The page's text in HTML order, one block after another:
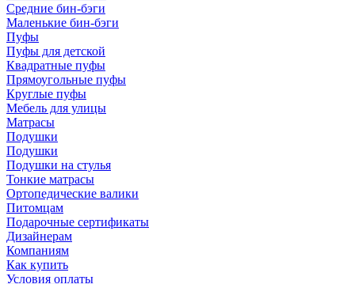
Средние бин-бэги
Маленькие бин-бэги
Пуфы
Пуфы для детской
Квадратные пуфы
Прямоугольные пуфы
Круглые пуфы
Мебель для улицы
Матрасы
Подушки
Подушки
Подушки на стулья
Тонкие матрасы
Ортопедические валики
Питомцам
Подарочные сертификаты
Дизайнерам
Компаниям
Как купить
Условия оплаты